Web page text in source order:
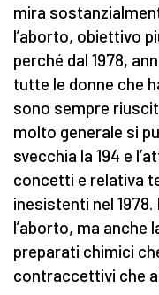
mira
l’aborto, obiettivo
perché dal 1978,
tutte le donne che
sono sempre
molto generale si
svecchia la 194 e
concetti e relativa
inesistenti nel
l’aborto, ma anche
preparati chimici
contraccettivi che